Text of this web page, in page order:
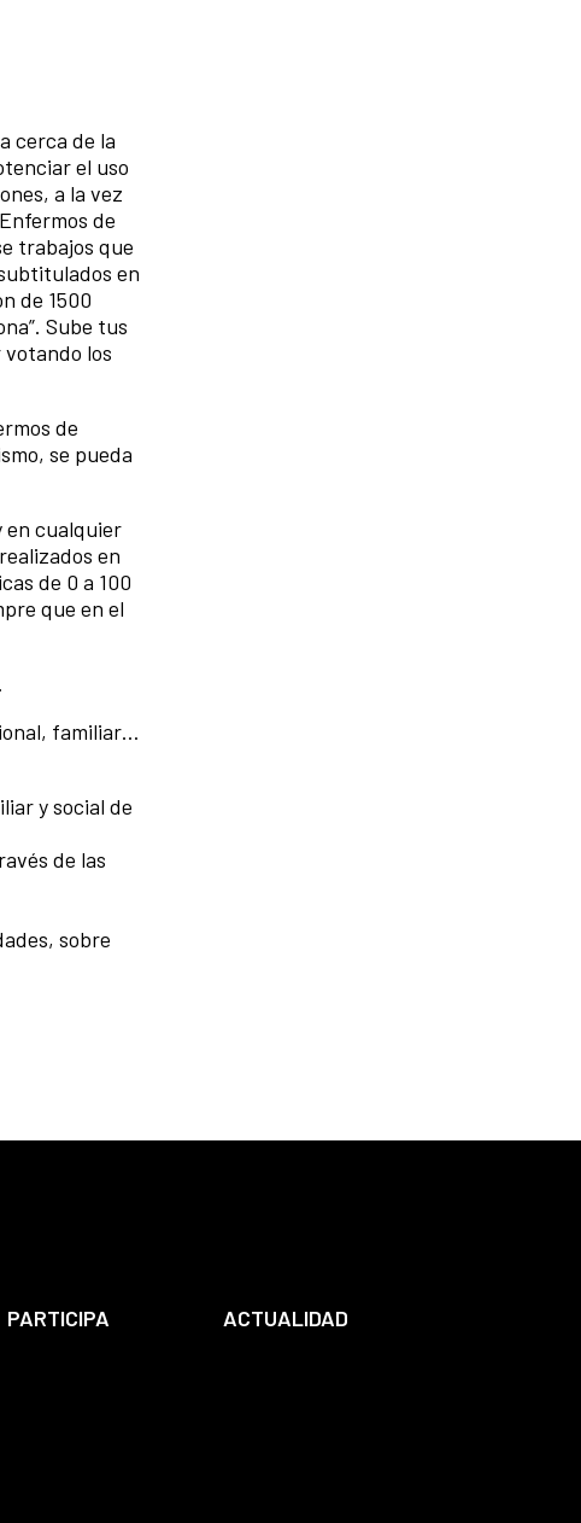
cerca de la
el uso
a la vez
de
trabajos que
en
de 1500
Sube tus
los
de
se pueda
en cualquier
en
de 0 a 100
que en el
familiar…
y social de
de las
sobre
PARTICIPA
ACTUALIDAD